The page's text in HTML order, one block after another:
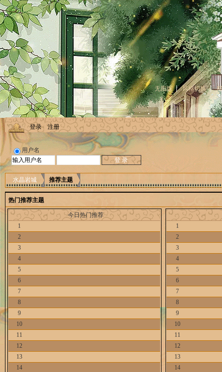
无图版 风格切换
登录 注册
用户名
水晶岩城 推荐主题
热门推荐主题
今日热门推荐
1
2
3
4
5
6
7
8
9
10
11
12
13
14
1
2
3
4
5
6
7
8
9
10
11
12
13
14